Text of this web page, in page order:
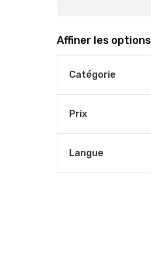
Affiner les options
Catégorie
Prix
Langue